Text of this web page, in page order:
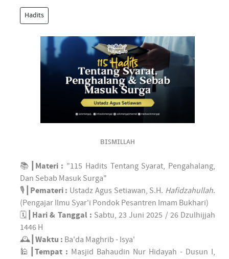
Hadits
ʙɪꜱᴍɪʟʟᴀʜ
📚┃ Materi : "115 Hadits Tentang Syarat, Pengahalang,
Dan Sebab Masuk Surga"
🎙┃ Pemateri : Ustadz Agus Setiawan, S.H. Hafidzahullah.
(Pengajar Ilmu Syar'i Pondok Pesantren Imam Bukhari)
🗓┃ Hari & Tanggal : Sabtu, 23 Juni 2025 / 26 Dzulhijjah
1446 H
🕰┃ Waktu : Ba'da Maghrib - Isya'
🕌┃ Tempat : Masjid Bahaudin Nur Hidayah - Dusun I,